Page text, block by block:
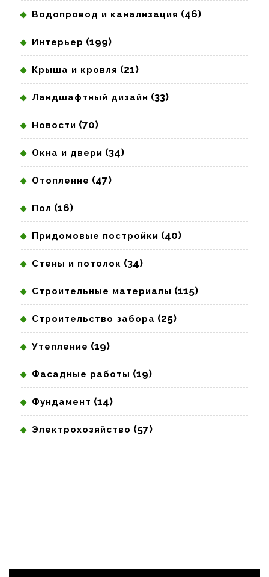
Водопровод и канализация (46)
Интерьер (199)
Крыша и кровля (21)
Ландшафтный дизайн (33)
Новости (70)
Окна и двери (34)
Отопление (47)
Пол (16)
Придомовые постройки (40)
Стены и потолок (34)
Строительные материалы (115)
Строительство забора (25)
Утепление (19)
Фасадные работы (19)
Фундамент (14)
Электрохозяйство (57)